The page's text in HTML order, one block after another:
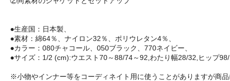
●生産国：日本製、
●素材：綿64％、ナイロン32％、ポリウレタン4％、
●カラー：080チャコール、050ブラック、770ネイビー、
●サイズ：1/2 (cm):ウエスト70～88/74～92,わたり幅28/32,ヒップ
※小物やインナー等をコーディネイト用に使うことがありますが商品